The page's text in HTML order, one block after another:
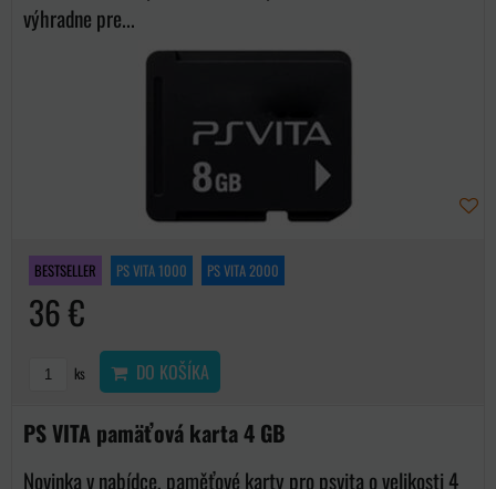
výhradne pre...
BESTSELLER PS VITA 1000 PS VITA 2000
36 €
ks DO KOŠÍKA
PS VITA pamäťová karta 4 GB
Novinka v nabídce, paměťové karty pro psvita o velikosti 4